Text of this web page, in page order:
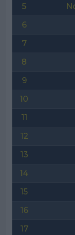
5
6
7
8
9
10
11
12
13
14
15
16
17